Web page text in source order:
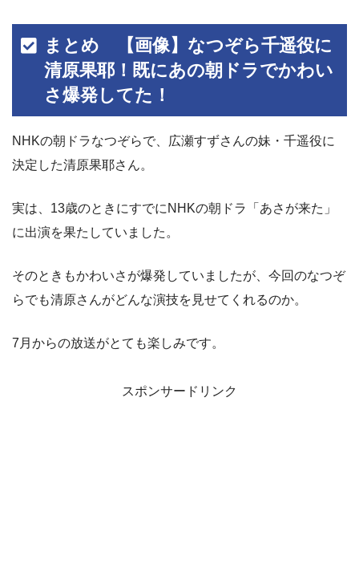
まとめ 【画像】なつぞら千遥役に
清原果耶！既にあの朝ドラでかわい
さ爆発してた！
NHKの朝ドラなつぞらで、広瀬すずさんの妹・千遥役に
決定した清原果耶さん。
実は、13歳のときにすでにNHKの朝ドラ「あさが来た」
に出演を果たしていました。
そのときもかわいさが爆発していましたが、今回のなつぞ
らでも清原さんがどんな演技を見せてくれるのか。
7月からの放送がとても楽しみです。
スポンサードリンク